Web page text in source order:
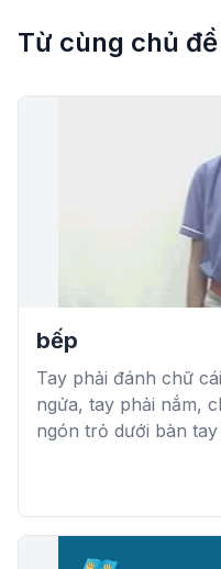
Từ cùng chủ
bếp
Tay phải đánh chữ
ngửa, tay phải nắm,
ngón trỏ dưới bàn tay